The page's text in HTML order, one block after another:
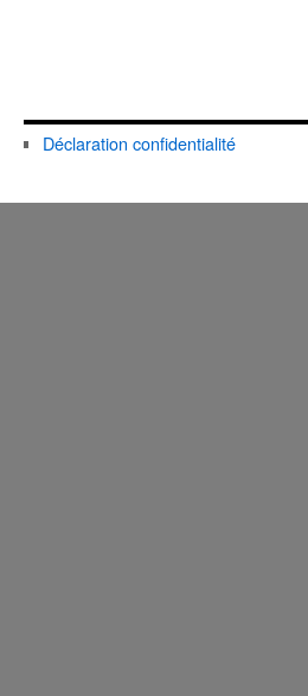
Déclaration confidentialité